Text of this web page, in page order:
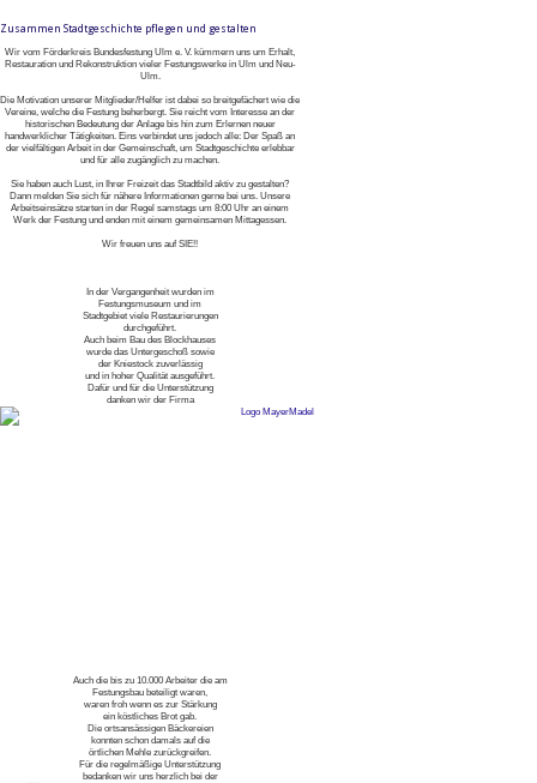
Zusammen Stadtgeschichte pflegen und gestalten
Wir vom Förderkreis Bundesfestung Ulm e. V. kümmern uns um Erhalt,
Restauration und Rekonstruktion vieler Festungswerke in Ulm und Neu-
Ulm.
Die Motivation unserer Mitglieder/Helfer ist dabei so breitgefächert wie die
Vereine, welche die Festung beherbergt. Sie reicht vom Interesse an der
historischen Bedeutung der Anlage bis hin zum Erlernen neuer
handwerklicher Tätigkeiten. Eins verbindet uns jedoch alle: Der Spaß an
der vielfältigen Arbeit in der Gemeinschaft, um Stadtgeschichte erlebbar
und für alle zugänglich zu machen.
Sie haben auch Lust, in Ihrer Freizeit das Stadtbild aktiv zu gestalten?
Dann melden Sie sich für nähere Informationen gerne bei uns. Unsere
Arbeitseinsätze starten in der Regel samstags um 8:00 Uhr an einem
Werk der Festung und enden mit einem gemeinsamen Mittagessen.
Wir freuen uns auf SIE!!
In der Vergangenheit wurden im
Festungsmuseum und im
Stadtgebiet viele Restaurierungen
durchgeführt.
Auch beim Bau des Blockhauses
wurde das Untergeschoß sowie
der Kniestock zuverlässig
und in hoher Qualität ausgeführt.
Dafür und für die Unterstützung
danken wir der Firma
Auch die bis zu 10.000 Arbeiter die am
Festungsbau beteiligt waren,
waren froh wenn es zur Stärkung
ein köstliches Brot gab.
Die ortsansässigen Bäckereien
konnten schon damals auf die
örtlichen Mehle zurückgreifen.
Für die regelmäßige Unterstützung
bedanken wir uns herzlich bei der